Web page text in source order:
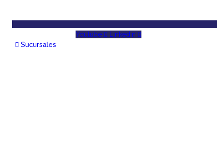
Youtube
Linkedin
Sucursales